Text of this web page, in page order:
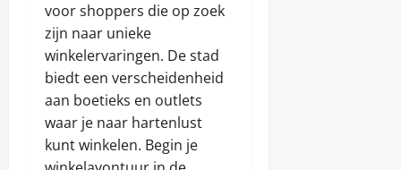
voor shoppers die op zoek
zijn naar unieke
winkelervaringen. De stad
biedt een verscheidenheid
aan boetieks en outlets
waar je naar hartenlust
kunt winkelen. Begin je